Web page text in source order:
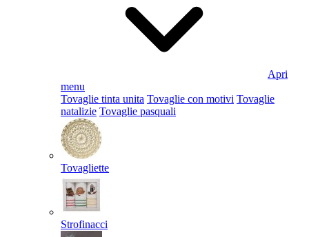
Apri
menu
Tovaglie tinta unita Tovaglie con motivi Tovaglie
natalizie Tovaglie pasquali
Tovagliette
Strofinacci